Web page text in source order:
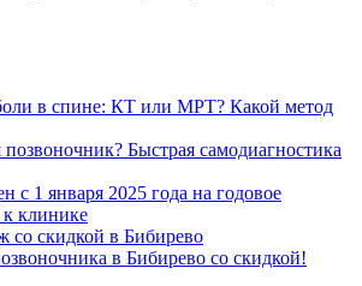
в спине: КТ или МРТ? Какой метод
Быстрая самодиагностика
с 1 января 2025 года на годовое
клинике
со скидкой в Бибирево
в Бибирево со скидкой!